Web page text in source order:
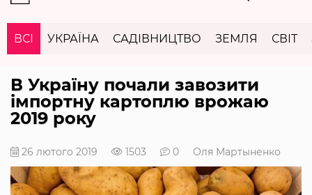
ВСІ УКРАЇНА САДІВНИЦТВО ЗЕМЛЯ СВІТ
В Україну почали завозити
імпортну картоплю врожаю
2019 року
26 лютого 2019 1503 0 Оля Мартыненко